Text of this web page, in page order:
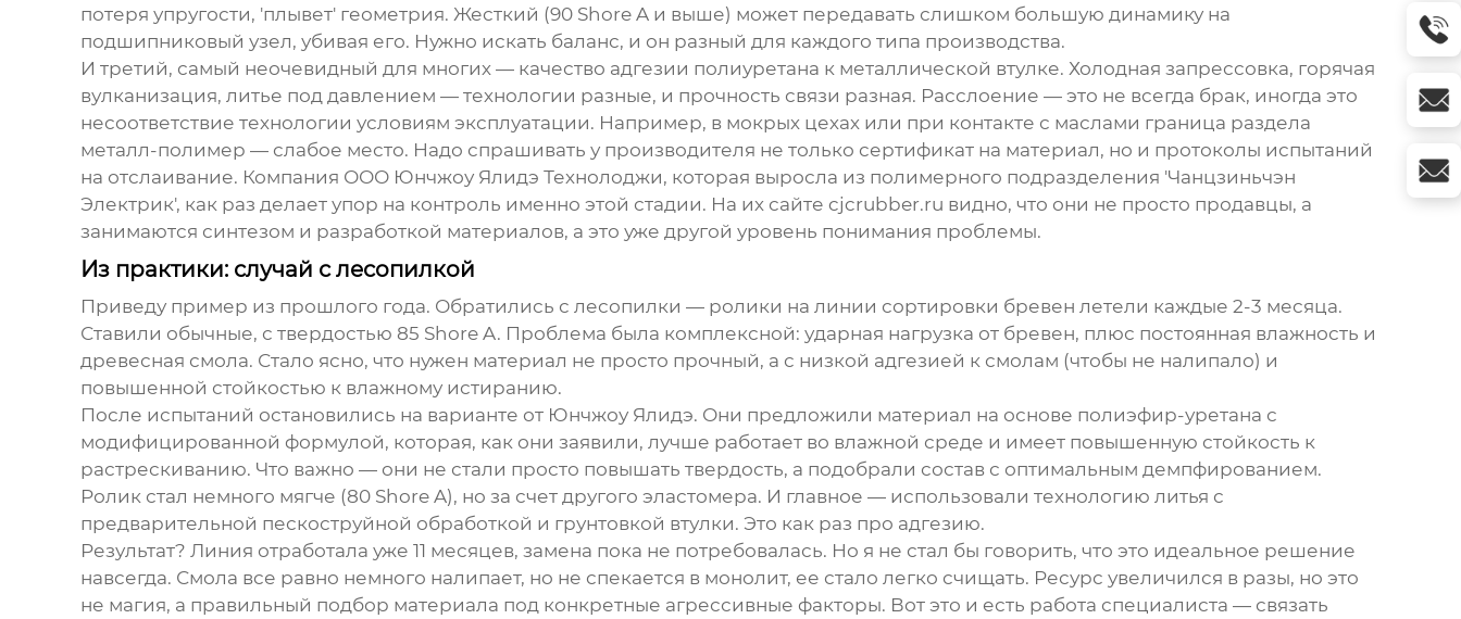
потеря упругости, 'плывет' геометрия. Жесткий (90 Shore A и выше) может передавать слишком большую динамику на
подшипниковый узел, убивая его. Нужно искать баланс, и он разный для каждого типа производства.
И третий, самый неочевидный для многих — качество адгезии полиуретана к металлической втулке. Холодная запрессовка, горячая
вулканизация, литье под давлением — технологии разные, и прочность связи разная. Расслоение — это не всегда брак, иногда это
несоответствие технологии условиям эксплуатации. Например, в мокрых цехах или при контакте с маслами граница раздела
металл-полимер — слабое место. Надо спрашивать у производителя не только сертификат на материал, но и протоколы испытаний
на отслаивание. Компания ООО Юнчжоу Ялидэ Технолоджи, которая выросла из полимерного подразделения 'Чанцзиньчэн
Электрик', как раз делает упор на контроль именно этой стадии. На их сайте cjcrubber.ru видно, что они не просто продавцы, а
занимаются синтезом и разработкой материалов, а это уже другой уровень понимания проблемы.
Из практики: случай с лесопилкой
Приведу пример из прошлого года. Обратились с лесопилки — ролики на линии сортировки бревен летели каждые 2-3 месяца.
Ставили обычные, с твердостью 85 Shore A. Проблема была комплексной: ударная нагрузка от бревен, плюс постоянная влажность и
древесная смола. Стало ясно, что нужен материал не просто прочный, а с низкой адгезией к смолам (чтобы не налипало) и
повышенной стойкостью к влажному истиранию.
После испытаний остановились на варианте от Юнчжоу Ялидэ. Они предложили материал на основе полиэфир-уретана с
модифицированной формулой, которая, как они заявили, лучше работает во влажной среде и имеет повышенную стойкость к
растрескиванию. Что важно — они не стали просто повышать твердость, а подобрали состав с оптимальным демпфированием.
Ролик стал немного мягче (80 Shore A), но за счет другого эластомера. И главное — использовали технологию литья с
предварительной пескоструйной обработкой и грунтовкой втулки. Это как раз про адгезию.
Результат? Линия отработала уже 11 месяцев, замена пока не потребовалась. Но я не стал бы говорить, что это идеальное решение
навсегда. Смола все равно немного налипает, но не спекается в монолит, ее стало легко счищать. Ресурс увеличился в разы, но это
не магия, а правильный подбор материала под конкретные агрессивные факторы. Вот это и есть работа специалиста — связать